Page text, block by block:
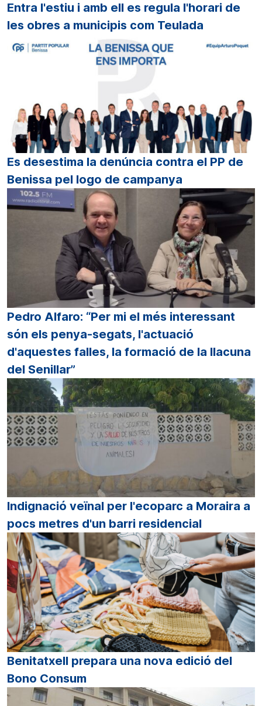
Entra l'estiu i amb ell es regula l'horari de
les obres a municipis com Teulada
Es desestima la denúncia contra el PP de
Benissa pel logo de campanya
Pedro Alfaro: “Per mi el més interessant
són els penya-segats, l'actuació
d'aquestes falles, la formació de la llacuna
del Senillar”
Indignació veïnal per l'ecoparc a Moraira a
pocs metres d'un barri residencial
Benitatxell prepara una nova edició del
Bono Consum